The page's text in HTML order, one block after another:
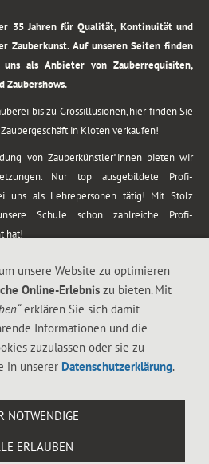
35 Jahren für Qualität, Kontinuität und
Zauberkunst. Auf unseren Seiten finden
als Anbieter von Zauberrequisiten,
Zaubershows.
bis zu Grossillusionen, hier finden Sie
in Kloten verkaufen!
von Zauberkünstler*innen bieten wir
Nur top ausgebildete Profi-
uns als Lehrepersonen tätig! Mit Stolz
Schule schon zahlreiche Profi-
hat!
Lassen Sie sich faszinieren von
angerührt mit sprachlichen Sequenzen,
Illusionen wie Kaninchen, Vasen, Seilen,
4, 8302 Kloten
unsere Website zu optimieren
Online-Erlebnis zu bieten. Mit
erklären Sie sich damit
Informationen und die
zuzulassen oder sie zu
in unserer Datenschutzerklärung.
NOTWENDIGE
ERLAUBEN